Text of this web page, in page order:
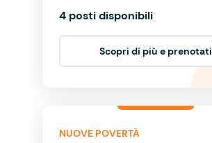
4 posti disponibili
Scopri di più e prenotati
NUOVE POVERTÀ